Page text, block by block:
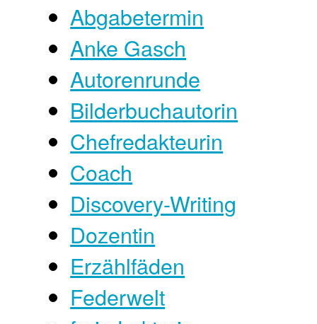
Abgabetermin
Anke Gasch
Autorenrunde
Bilderbuchautorin
Chefredakteurin
Coach
Discovery-Writing
Dozentin
Erzählfäden
Federwelt